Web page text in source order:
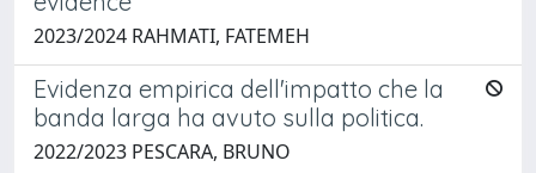
2023/2024 RAHMATI, FATEMEH
Evidenza empirica dell'impatto che la
banda larga ha avuto sulla politica.
2022/2023 PESCARA, BRUNO